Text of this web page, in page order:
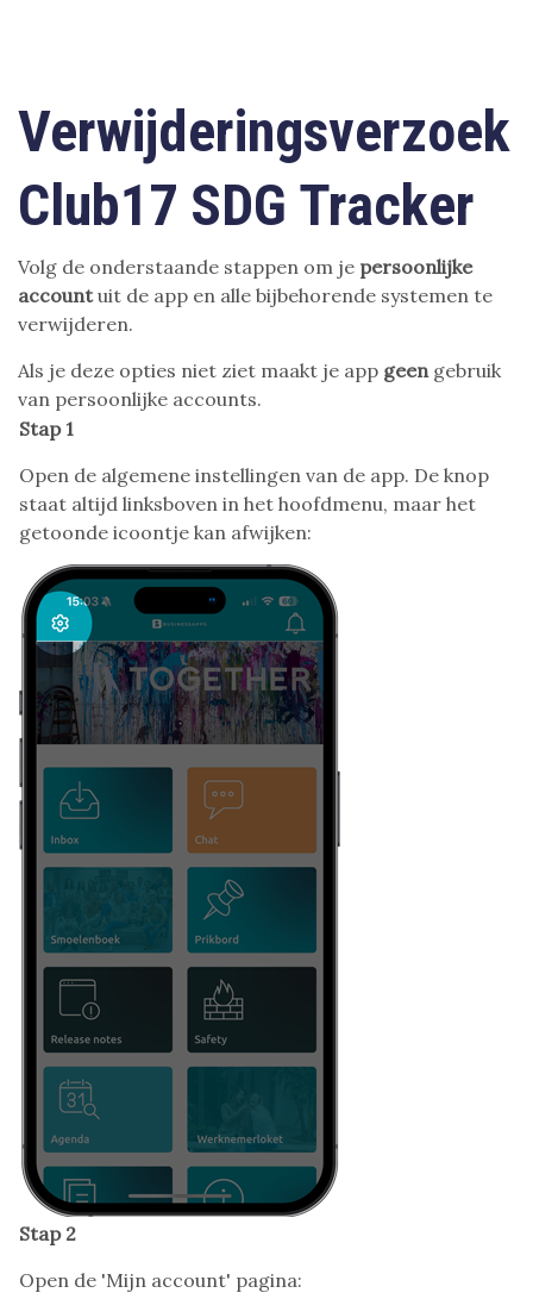
Verwijderingsverzoek
Club17 SDG Tracker
Volg de onderstaande stappen om je persoonlijke
accountuit de app en alle bijbehorende systemen te
verwijderen.
Als je deze opties niet ziet maakt je app geen gebruik
van persoonlijke accounts.
Stap 1
Open de algemene instellingen van de app. De knop
staat altijd linksboven in het hoofdmenu, maar het
getoonde icoontje kan afwijken:
Stap 2
Open de 'Mijn account' pagina: